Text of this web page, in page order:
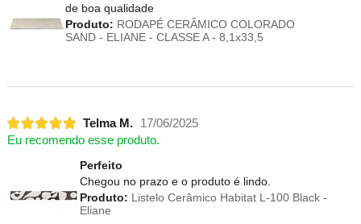
de boa qualidade
Produto: RODAPÉ CERÂMICO COLORADO
SAND - ELIANE - CLASSE A - 8,1x33,5
Telma M.
17/06/2025
Eu recomendo esse produto.
Perfeito
Chegou no prazo e o produto é lindo.
Produto: Listelo Cerâmico Habitat L-100 Black -
Eliane